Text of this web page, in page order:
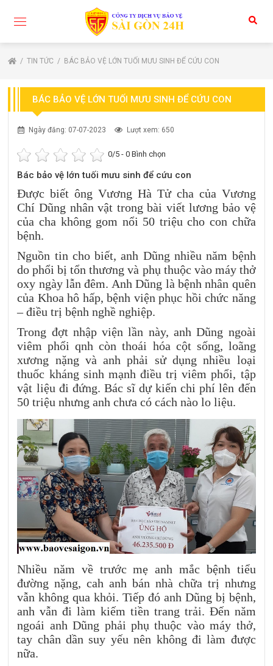
TIN TỨC BÁC BẢO VỆ LỚN TUỐI MƯU SINH ĐỂ CỨU CON
BÁC BẢO VỆ LỚN TUỐI MƯU SINH ĐỂ CỨU CON
Ngày đăng: 07-07-2023 Lượt xem: 650
0/5 -0 Bình chọn
Bác bảo vệ lớn tuối mưu sinh để cứu con
Được biết ông Vương Hà Tử cha của Vương
Chí Dũng nhân vật trong bài viết lương bảo vệ
của cha không gom nổi 50 triệu cho con chữa
bệnh.
Nguồn tin cho biết, anh Dũng nhiều năm bệnh
do phổi bị tổn thương và phụ thuộc vào máy thở
oxy ngày lẫn đêm. Anh Dũng là bệnh nhân quên
của Khoa hô hấp, bệnh viện phục hồi chức năng
– điều trị bệnh nghề nghiệp.
Trong đợt nhập viện lần này, anh Dũng ngoài
viêm phổi qnh còn thoái hóa cột sống, loãng
xương nặng và anh phải sử dụng nhiều loại
thuốc kháng sinh mạnh điều trị viêm phổi, tập
vật liệu đi đứng. Bác sĩ dự kiến chi phí lên đến
50 triệu nhưng anh chưa có cách nào lo liệu.
Nhiều năm về trước mẹ anh mắc bệnh tiểu
đường nặng, cah anh bán nhà chữa trị nhưng
vẫn không qua khỏi. Tiếp đó anh Dũng bị bệnh,
anh vẫn đi làm kiếm tiền trang trải. Đến năm
ngoái anh Dũng phải phụ thuộc vào máy thở,
tay chân dần suy yếu nên không đi làm được
nữa.